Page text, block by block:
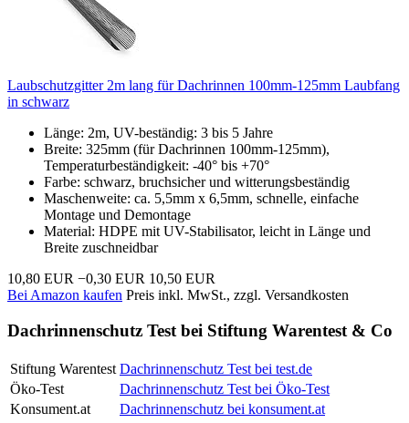
Laubschutzgitter 2m lang für Dachrinnen 100mm-125mm Laubfang
in schwarz
Länge: 2m, UV-beständig: 3 bis 5 Jahre
Breite: 325mm (für Dachrinnen 100mm-125mm),
Temperaturbeständigkeit: -40° bis +70°
Farbe: schwarz, bruchsicher und witterungsbeständig
Maschenweite: ca. 5,5mm x 6,5mm, schnelle, einfache
Montage und Demontage
Material: HDPE mit UV-Stabilisator, leicht in Länge und
Breite zuschneidbar
10,80 EUR −0,30 EUR 10,50 EUR
Bei Amazon kaufen Preis inkl. MwSt., zzgl. Versandkosten
Dachrinnenschutz Test bei Stiftung Warentest & Co
Stiftung Warentest Dachrinnenschutz Test bei test.de
Öko-Test
Dachrinnenschutz Test bei Öko-Test
Konsument.at
Dachrinnenschutz bei konsument.at